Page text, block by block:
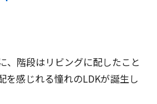
、階段はリビングに配したこと
を感じれる憧れのLDKが誕生し